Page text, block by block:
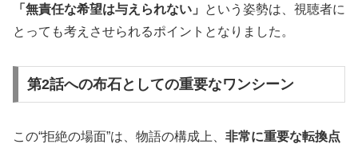
「無責任な希望は与えられない」
という姿勢は、視聴者に
とっても考えさせられるポイントとなりました。
第2話への布石としての重要なワンシーン
この“拒絶の場面”は、物語の構成上、 非常に重要な転換点